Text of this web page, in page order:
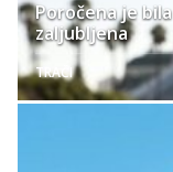
Poročena je
zaljubljena
TRAČI